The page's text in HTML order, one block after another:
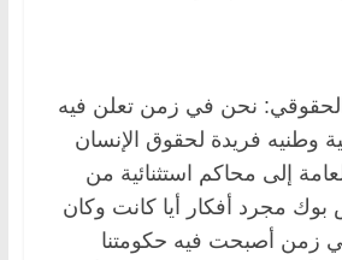
نحن في زمن تعلن فيه
وطنيه فريدة لحقوق الإنسان
إلى محاكم استثنائية من
بوك مجرد أفكار أيا كانت وكان
زمن أصبحت فيه حكومتنا